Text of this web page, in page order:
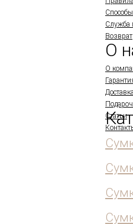
Служба
Возврат
О
О
Статьи